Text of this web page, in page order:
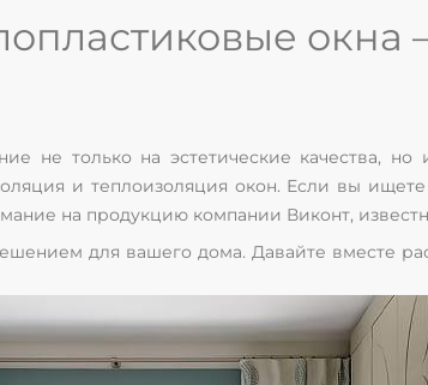
не только на эстетические качества,
и теплоизоляция окон. Если вы
на продукцию компании Виконт,
для вашего дома. Давайте вместе